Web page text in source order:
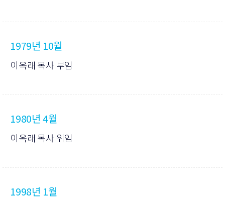
1979년 10월
이옥래 목사 부임
1980년 4월
이옥래 목사 위임
1998년 1월